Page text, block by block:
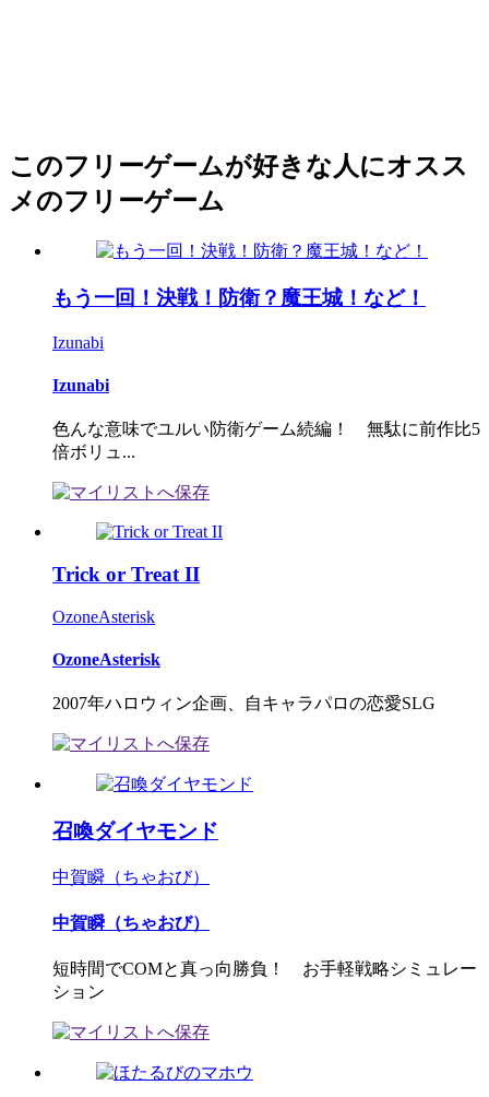
このフリーゲームが好きな人にオスス
メのフリーゲーム
もう一回！決戦！防衛？魔王城！など！
Izunabi
Izunabi
色んな意味でユルい防衛ゲーム続編！ 無駄に前作比5
倍ボリュ...
Trick or Treat II
OzoneAsterisk
OzoneAsterisk
2007年ハロウィン企画、自キャラパロの恋愛SLG
召喚ダイヤモンド
中賀瞬（ちゃおび）
中賀瞬（ちゃおび）
短時間でCOMと真っ向勝負！ お手軽戦略シミュレー
ション